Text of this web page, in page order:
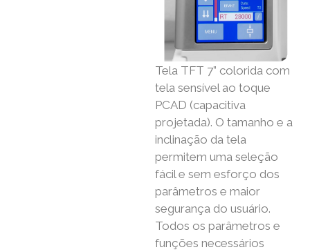
Tela TFT 7” colorida com
tela sensível ao toque
PCAD (capacitiva
projetada). O tamanho e a
inclinação da tela
permitem uma seleção
fácil e sem esforço dos
parâmetros e maior
segurança do usuário.
Todos os parâmetros e
funções necessários